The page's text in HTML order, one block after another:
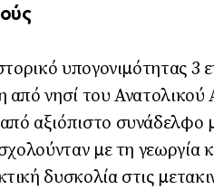
υπογονιμότητας 3
νησί του Ανατολικού
αξιόπιστο συνάδελφο
με τη γεωργία
δυσκολία στις